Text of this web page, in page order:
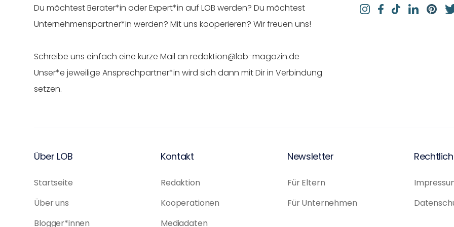
Du möchtest Berater*in oder Expert*in auf LOB werden? Du möchtest
Unternehmenspartner*in werden? Mit uns kooperieren? Wir freuen uns!
Schreibe uns einfach eine kurze Mail an redaktion@lob-magazin.de
Unser*e jeweilige Ansprechpartner*in wird sich dann mit Dir in Verbindung
setzen.
Über LOB
Startseite
Über uns
Blogger*innen
Kontakt
Redaktion
Kooperationen
Mediadaten
Newsletter
Für Eltern
Für Unternehmen